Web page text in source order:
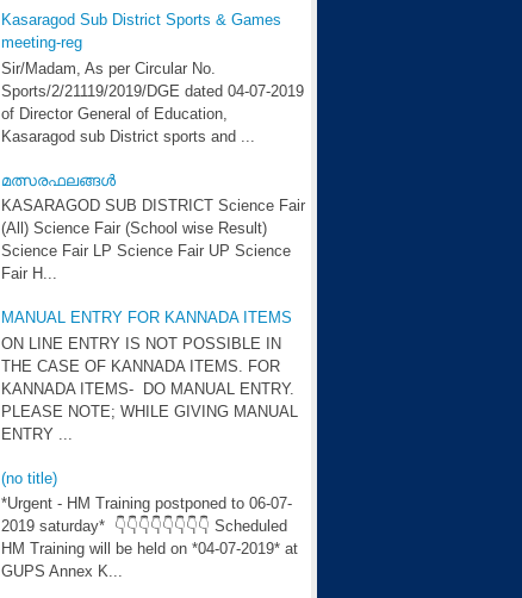
Kasaragod Sub District Sports & Games
meeting-reg
Sir/Madam, As per Circular No.
Sports/2/21119/2019/DGE dated 04-07-2019
of Director General of Education,
Kasaragod sub District sports and ...
മത്സരഫലങ്ങള്‍
KASARAGOD SUB DISTRICT Science Fair
(All) Science Fair (School wise Result)
Science Fair LP Science Fair UP Science
Fair H...
MANUAL ENTRY FOR KANNADA ITEMS
ON LINE ENTRY IS NOT POSSIBLE IN
THE CASE OF KANNADA ITEMS. FOR
KANNADA ITEMS- DO MANUAL ENTRY.
PLEASE NOTE; WHILE GIVING MANUAL
ENTRY ...
(no title)
*Urgent - HM Training postponed to 06-07-
2019 saturday* 👇👇👇👇👇👇👇👇 Scheduled
HM Training will be held on *04-07-2019* at
GUPS Annex K...